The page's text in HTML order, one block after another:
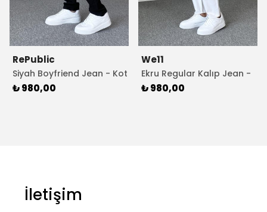
RePublic
Siyah Boyfriend Jean - Kot
Pantolon
₺ 980,00
We11
Ekru Regular Kalıp Jean -
Kot Pantolon
₺ 980,00
İletişim